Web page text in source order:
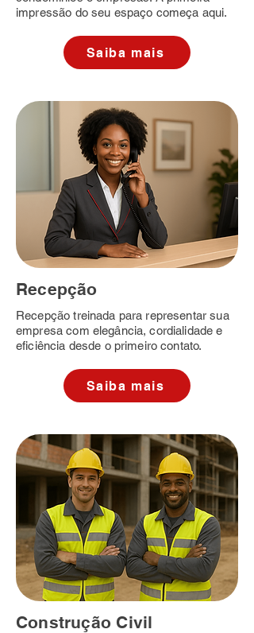
impressão do seu espaço começa aqui.
Saiba mais
Recepção
Recepção treinada para representar sua
empresa com elegância, cordialidade e
eficiência desde o primeiro contato.
Saiba mais
Construção Civil